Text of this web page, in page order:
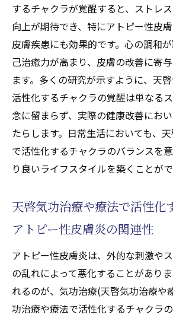
するチャクラが覚醒すると、ストレ
向上が期待でき、特にアトピー性皮
皮膚疾患にも効果的です。心の調和
己治癒力が高まり、皮膚の改善に寄
ます。多くの研究が示すように、天
活性化するチャクラの覚醒は単なる
念に留まらず、実際の健康改善にお
たらします。日常生活においても、
で活性化するチャクラのバランスを
り良いライフスタイルを築くことがで
天啓気功治療や療法で活性化
アトピー性皮膚炎の関連性
アトピー性皮膚炎は、外的な刺激や
の乱れによって悪化することがあり
れるのが、気功治療(天啓気功治療や
功治療や療法で活性化するチャクラ